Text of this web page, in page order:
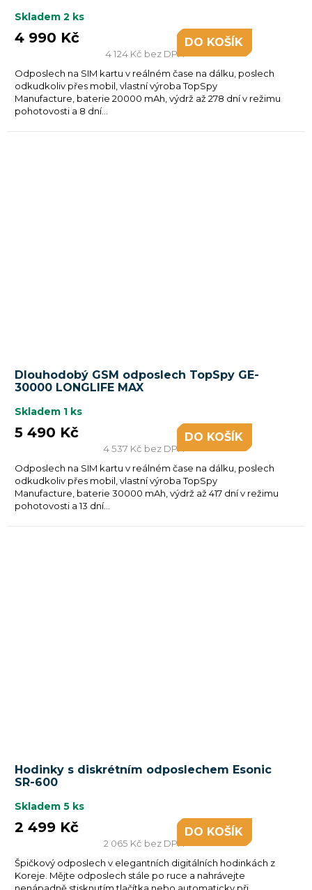
Skladem 2 ks
4 124 Kč bez DPH
4 990 Kč DO KOŠÍKU
Odposlech na SIM kartu v reálném čase na dálku, poslech
odkudkoliv přes mobil, vlastní výroba TopSpy
Manufacture, baterie 20000 mAh, výdrž až 278 dní v režimu
pohotovosti a 8 dní...
Dlouhodobý GSM odposlech TopSpy GE-
30000 LONGLIFE MAX
Skladem 1 ks
4 537 Kč bez DPH
5 490 Kč DO KOŠÍKU
Odposlech na SIM kartu v reálném čase na dálku, poslech
odkudkoliv přes mobil, vlastní výroba TopSpy
Manufacture, baterie 30000 mAh, výdrž až 417 dní v režimu
pohotovosti a 13 dní...
Hodinky s diskrétním odposlechem Esonic
SR-600
hodnocení
je
5,0
hvězdiček.
Skladem 5 ks
2 065 Kč bez DPH
2 499 Kč DO KOŠÍKU
Špičkový odposlech v elegantních digitálních hodinkách z
Koreje. Mějte odposlech stále po ruce a nahrávejte
nenápadně stisknutím tlačítka nebo automaticky při